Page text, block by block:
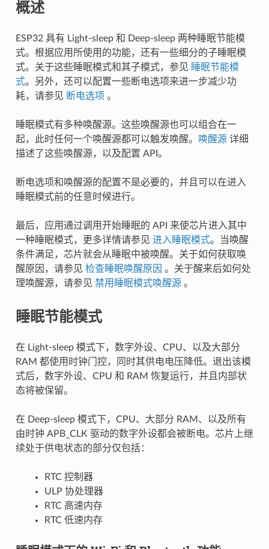
概述
ESP32 具有 Light-sleep 和 Deep-sleep 两种睡眠节能模
式。根据应用所使用的功能，还有一些细分的子睡眠模
式。关于这些睡眠模式和其子模式，参见 睡眠节能模
式。另外，还可以配置一些断电选项来进一步减少功
耗，请参见 断电选项 。
睡眠模式有多种唤醒源。这些唤醒源也可以组合在一
起，此时任何一个唤醒源都可以触发唤醒。
唤醒源 详细
描述了这些唤醒源，以及配置 API。
断电选项和唤醒源的配置不是必要的，并且可以在进入
睡眠模式前的任意时候进行。
最后，应用通过调用开始睡眠的 API 来使芯片进入其中
一种睡眠模式，更多详情请参见 进入睡眠模式。当唤醒
条件满足，芯片就会从睡眠中被唤醒。关于如何获取唤
醒原因，请参见 检查睡眠唤醒原因 。关于醒来后如何处
理唤醒源，请参见 禁用睡眠模式唤醒源 。
睡眠节能模式
在 Light-sleep 模式下，数字外设、CPU、以及大部分
RAM 都使用时钟门控，同时其供电电压降低。退出该模
式后，数字外设、CPU 和 RAM 恢复运行，并且内部状
态将被保留。
在 Deep-sleep 模式下，CPU、大部分 RAM、以及所有
由时钟 APB_CLK 驱动的数字外设都会被断电。芯片上继
续处于供电状态的部分仅包括：
RTC 控制器
ULP 协处理器
RTC 高速内存
RTC 低速内存